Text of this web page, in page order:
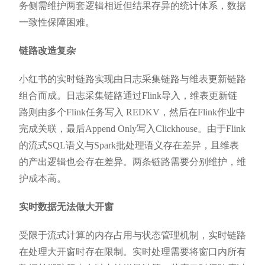
务侧需维护两套逻辑相近但结果存异的统计体系，数据
一致性保障困难。
链路改造复杂
小红书的实时链路实现由日志采集链路与维表更新链路
组合而成。日志采集链路通过Flink导入，维表更新链
路则由多个Flink任务写入 REDKV，然后在Flink作业中
完成关联，最后Append Only写入Clickhouse。由于Flink
的流式SQL语义与Spark批处理语义存在差异，且维表
的产出逻辑也会存在差异。两条链路需要分别维护，维
护成本高。
实时数据无法做大开窗
受限于流式计算的内存占用与状态管理机制，实时链路
在处理大开窗时存在限制。实时处理需要将窗口内所有